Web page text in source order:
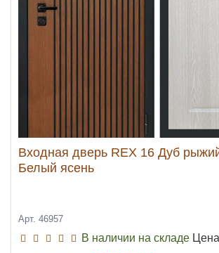
Входная дверь REX 16 Дуб
Белый ясень
Арт. 46957
В наличии на складе